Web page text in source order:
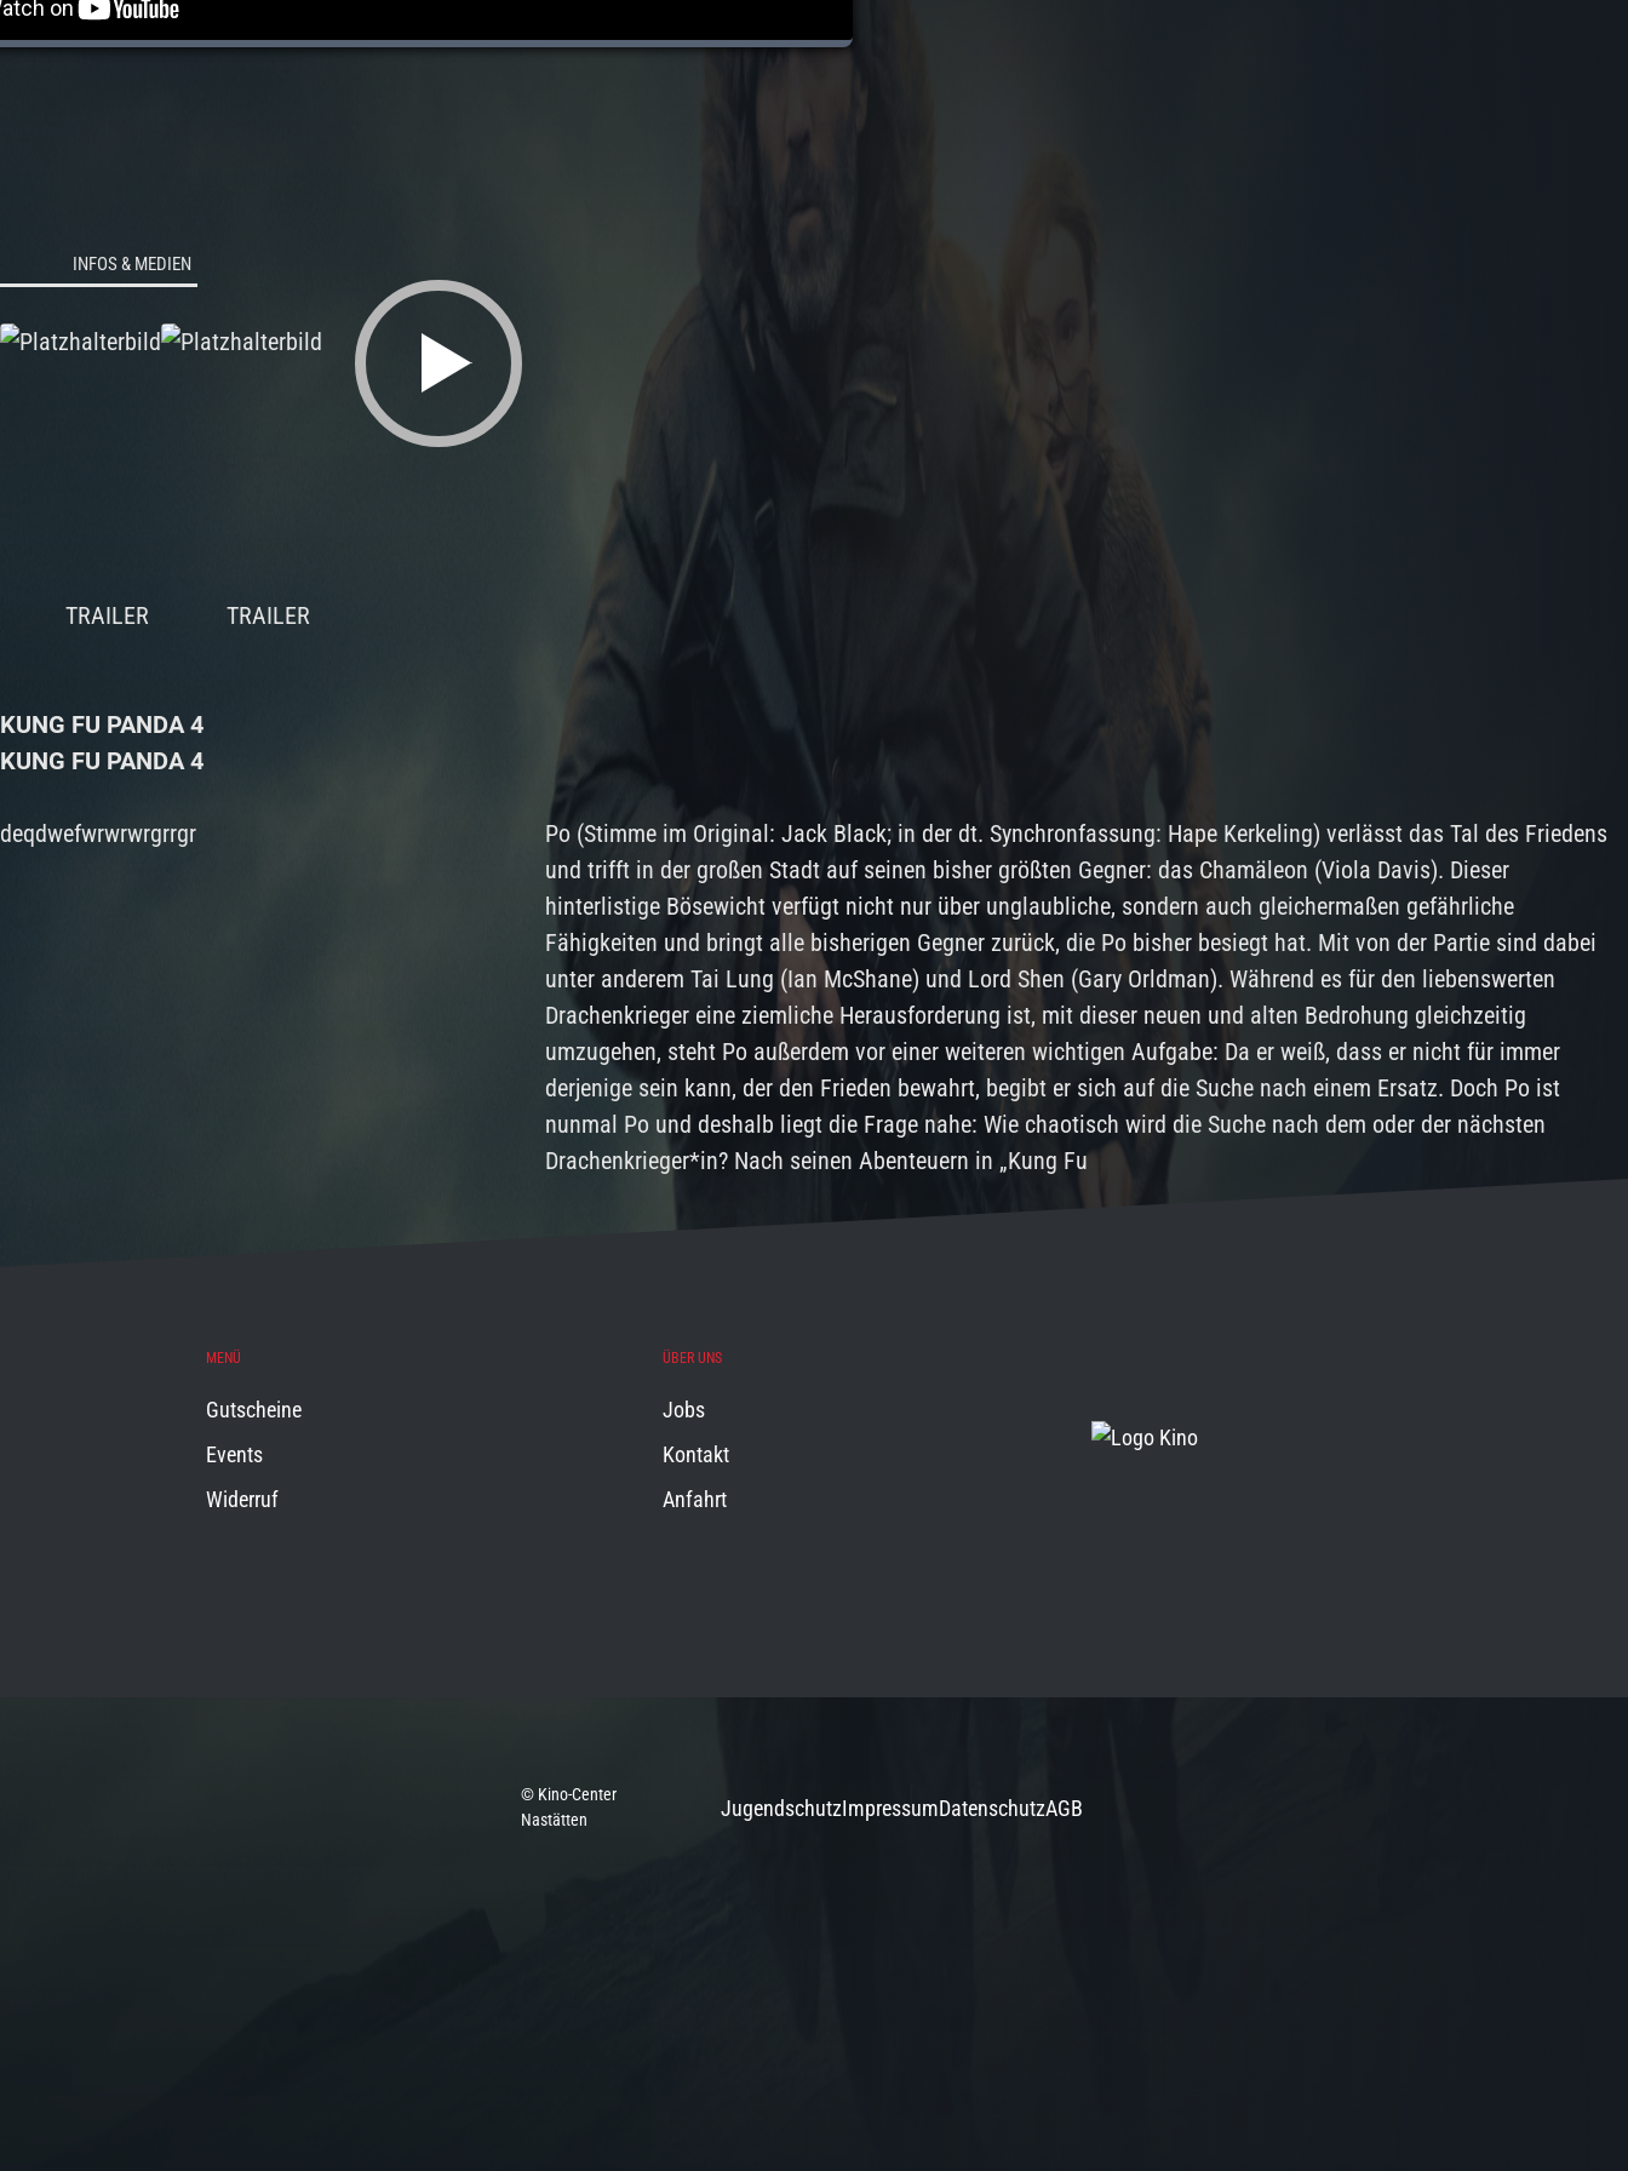
INFOS & MEDIEN
KUNG FU PANDA 4
KUNG FU PANDA 4
deqdwefwrwrwrgrrgr
Po (Stimme im Original: Jack Black; in der dt. Synchronfassung: Hape Kerkeling) verlässt das Tal des Friedens
und trifft in der großen Stadt auf seinen bisher größten Gegner: das Chamäleon (Viola Davis). Dieser
hinterlistige Bösewicht verfügt nicht nur über unglaubliche, sondern auch gleichermaßen gefährliche
Fähigkeiten und bringt alle bisherigen Gegner zurück, die Po bisher besiegt hat. Mit von der Partie sind dabei
unter anderem Tai Lung (Ian McShane) und Lord Shen (Gary Orldman). Während es für den liebenswerten
Drachenkrieger eine ziemliche Herausforderung ist, mit dieser neuen und alten Bedrohung gleichzeitig
umzugehen, steht Po außerdem vor einer weiteren wichtigen Aufgabe: Da er weiß, dass er nicht für immer
derjenige sein kann, der den Frieden bewahrt, begibt er sich auf die Suche nach einem Ersatz. Doch Po ist
nunmal Po und deshalb liegt die Frage nahe: Wie chaotisch wird die Suche nach dem oder der nächsten
Drachenkrieger*in? Nach seinen Abenteuern in „Kung Fu
MENÜ
Gutscheine
Events
Widerruf
ÜBER UNS
Jobs
Kontakt
Anfahrt
© Kino-Center
Nastätten
JugendschutzImpressumDatenschutzAGB